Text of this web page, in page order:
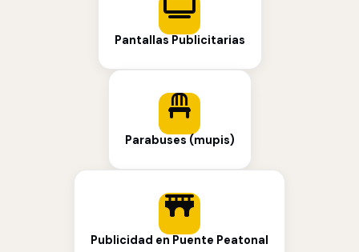
Pantallas Publicitarias
Parabuses (mupis)
Publicidad en Puente Peatonal